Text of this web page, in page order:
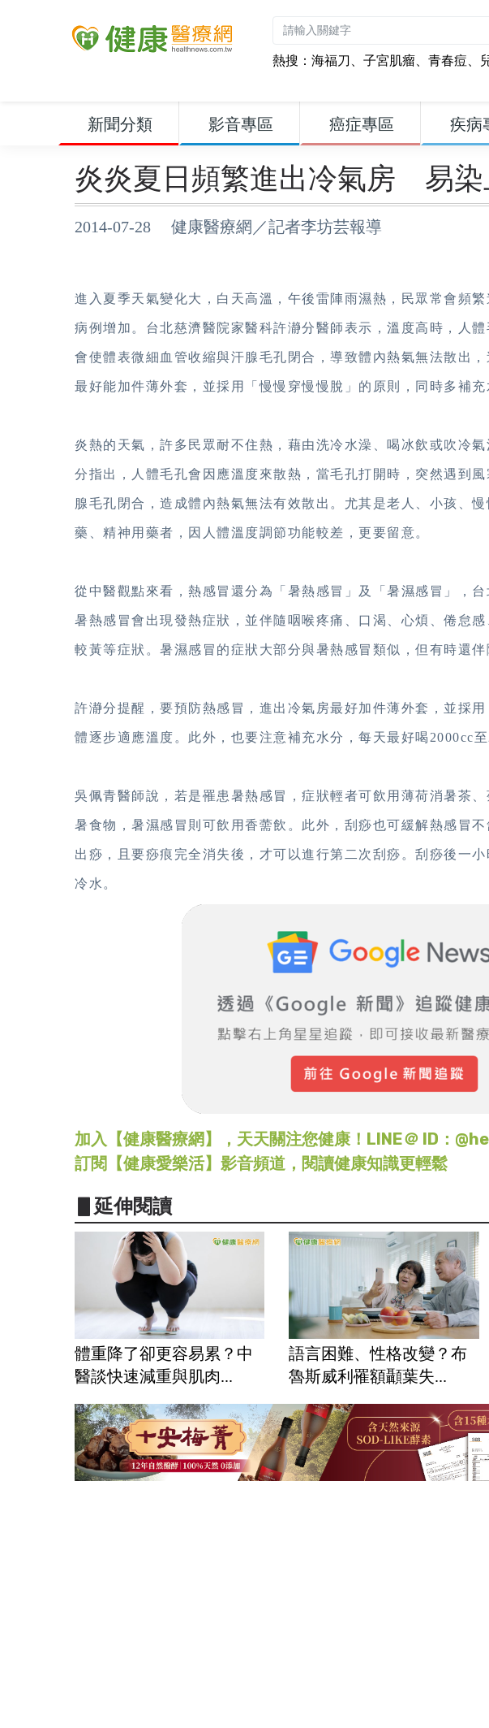
熱搜： 海福刀 、 子宮肌瘤、 青春痘、
新聞分類 影音專區 癌症專區 疾病
炎炎夏日頻繁進出冷氣房 易染
2014-07-28 健康醫療網／記者李坊芸報導
進入夏季天氣變化大，白天高溫，午後雷陣雨濕熱，民眾常會頻繁
病例增加。台北慈濟醫院家醫科許瀞分醫師表示，溫度高時，人
會使體表微細血管收縮與汗腺毛孔閉合，導致體內熱氣無法散出，
最好能加件薄外套，並採用「慢慢穿慢慢脫」的原則，同時多補充
炎熱的天氣，許多民眾耐不住熱，藉由洗冷水澡、喝冰飲或吹冷
分指出，人體毛孔會因應溫度來散熱，當毛孔打開時，突然遇到
腺毛孔閉合，造成體內熱氣無法有效散出。尤其是老人、小孩、
藥、精神用藥者，因人體溫度調節功能較差，更要留意。
從中醫觀點來看，熱感冒還分為「暑熱感冒」及「暑濕感冒」，台
暑熱感冒會出現發熱症狀，並伴隨咽喉疼痛、口渴、心煩、倦怠
較黃等症狀。暑濕感冒的症狀大部分與暑熱感冒類似，但有時還伴
許瀞分提醒，要預防熱感冒，進出冷氣房最好加件薄外套，並採
體逐步適應溫度。此外，也要注意補充水分，每天最好喝2000cc
吳佩青醫師說，若是罹患暑熱感冒，症狀輕者可飲用薄荷消暑茶
暑食物，暑濕感冒則可飲用香薷飲。此外，刮痧也可緩解熱感冒
出痧，且要痧痕完全消失後，才可以進行第二次刮痧。刮痧後一
冷水。
加入【健康醫療網】，天天關注您健康！LINE＠ ID：
訂閱【健康愛樂活】影音頻道，閱讀健康知識更輕鬆
▋延伸閱讀
體重降了卻更容易累？中
醫談快速減重與肌肉...
語言困難、性格改變？布
魯斯威利罹額顳葉失...